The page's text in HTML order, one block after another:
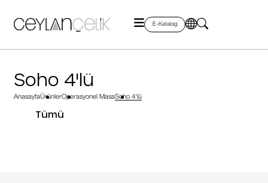
E-Katalog
Soho 4'lü
AnasayfaÜrünlerOperasyonel MasaSoho 4'lü
Tümü